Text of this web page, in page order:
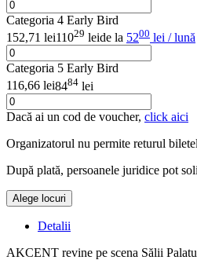
Categoria 4 Early Bird
152,71 lei11029 leide la 5200 lei / lună
Categoria 5 Early Bird
116,66 lei8484 lei
Dacă ai un cod de voucher, click aici
Organizatorul nu permite returul
După plată, persoanele juridice pot
Alege locuri
Detalii
AKCENT revine pe scena Sălii